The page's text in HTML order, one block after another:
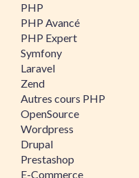
PHP
PHP Avancé
PHP Expert
Symfony
Laravel
Zend
Autres cours PHP
OpenSource
Wordpress
Drupal
Prestashop
E-Commerce